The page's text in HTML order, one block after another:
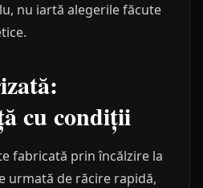
nu iartă alegerile făcute
cu condiții
fabricată prin încălzire la
urmată de răcire rapidă,